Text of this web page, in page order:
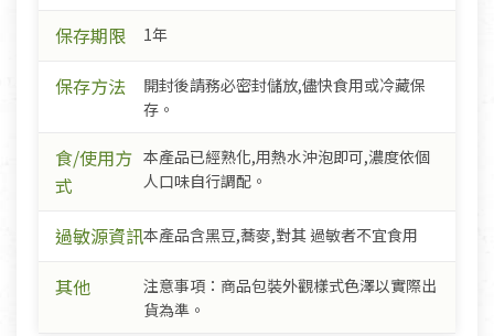
保存期限 1年
保存方法
開封後請務必密封儲放,儘快食用或冷藏保
存。
食/使用方
式
本產品已經熟化,用熱水沖泡即可,濃度依個
人口味自行調配。
過敏源資訊本產品含黑豆,蕎麥,對其 過敏者不宜食用
其他
注意事項：商品包裝外觀樣式色澤以實際出
貨為準。